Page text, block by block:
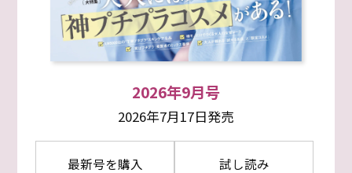
2026年9月号
2026年7月17日発売
最新号を購入 試し読み